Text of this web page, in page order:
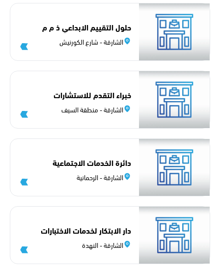
حلول التقييم الابداعي ذ م م
الشارقة - شارع الكورنيش
خبراء التقدم للاستشارات
ذ.م.م
الشارقة - منطقة السيف
دائرة الخدمات الاجتماعية
الشارقة - الرحمانية
دار الابتكار لخدمات الاختبارات
الشارقة - النهدة